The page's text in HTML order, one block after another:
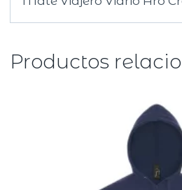
Productos